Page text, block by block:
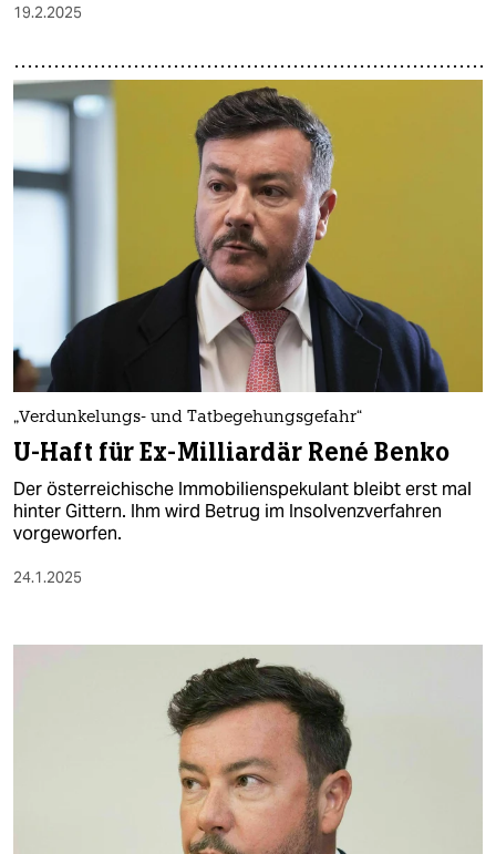
19.2.2025
„Verdunkelungs- und Tatbegehungsgefahr“
U-Haft für Ex-Milliardär René Benko
Der österreichische Immobilienspekulant bleibt erst mal
hinter Gittern. Ihm wird Betrug im Insolvenzverfahren
vorgeworfen.
24.1.2025